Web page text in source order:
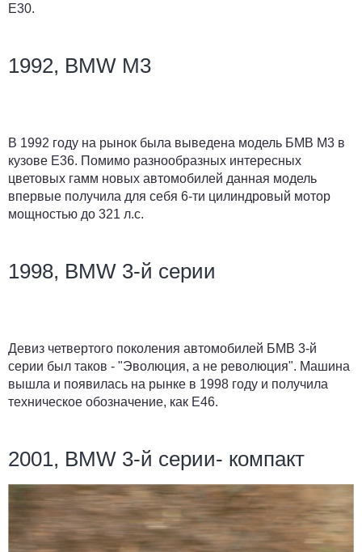
Е30.
1992, BMW M3
В 1992 году на рынок была выведена модель БМВ М3 в
кузове Е36. Помимо разнообразных интересных
цветовых гамм новых автомобилей данная модель
впервые получила для себя 6-ти цилиндровый мотор
мощностью до 321 л.с.
1998, BMW 3-й серии
Девиз четвертого поколения автомобилей БМВ 3-й
серии был таков - "Эволюция, а не революция". Машина
вышла и появилась на рынке в 1998 году и получила
техническое обозначение, как Е46.
2001, BMW 3-й серии- компакт